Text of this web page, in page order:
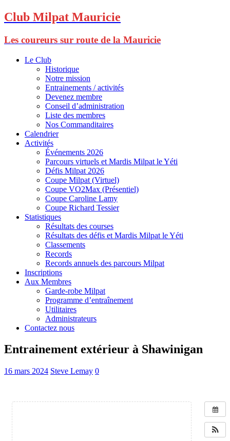
Club Milpat Mauricie
Les coureurs sur route de la Mauricie
Le Club
Historique
Notre mission
Entrainements / activités
Devenez membre
Conseil d’administration
Liste des membres
Nos Commanditaires
Calendrier
Activités
Événements 2026
Parcours virtuels et Mardis Milpat le Yéti
Défis Milpat 2026
Coupe Milpat (Virtuel)
Coupe VO2Max (Présentiel)
Coupe Caroline Lamy
Coupe Richard Tessier
Statistiques
Résultats des courses
Résultats des défis et Mardis Milpat le Yéti
Classements
Records
Records annuels des parcours Milpat
Inscriptions
Aux Membres
Garde-robe Milpat
Programme d’entraînement
Utilitaires
Administrateurs
Contactez nous
Entrainement extérieur à Shawinigan
16 mars 2024 Steve Lemay 0